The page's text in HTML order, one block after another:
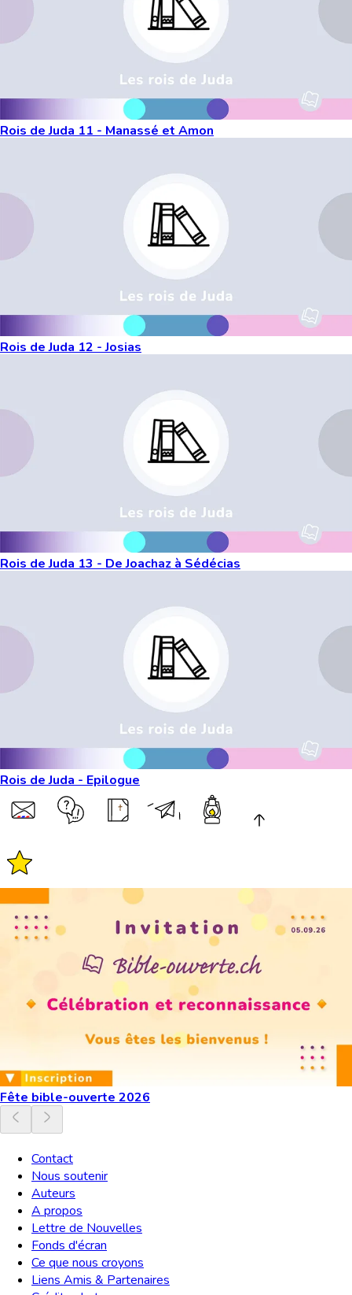
Rois de Juda 11 - Manassé et Amon
Rois de Juda 12 - Josias
Rois de Juda 13 - De Joachaz à Sédécias
Rois de Juda - Epilogue
Fête bible-ouverte 2026
Contact
Nous soutenir
Auteurs
A propos
Lettre de Nouvelles
Fonds d'écran
Ce que nous croyons
Liens Amis & Partenaires